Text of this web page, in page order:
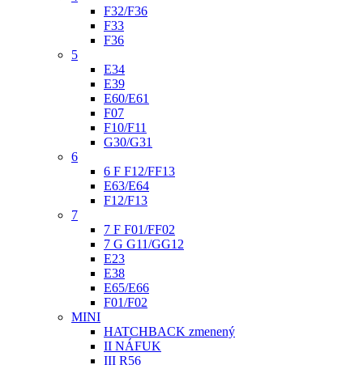
F32/F36
F33
F36
5
E34
E39
E60/E61
F07
F10/F11
G30/G31
6
6 F F12/FF13
E63/E64
F12/F13
7
7 F F01/FF02
7 G G11/GG12
E23
E38
E65/E66
F01/F02
MINI
HATCHBACK zmenený
II NÁFUK
III R56